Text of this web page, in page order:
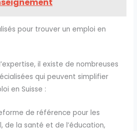
pour trouver un emploi en
il existe de nombreuses
qui peuvent simplifier
en Suisse :
de référence pour les
de la santé et de l’éducation,